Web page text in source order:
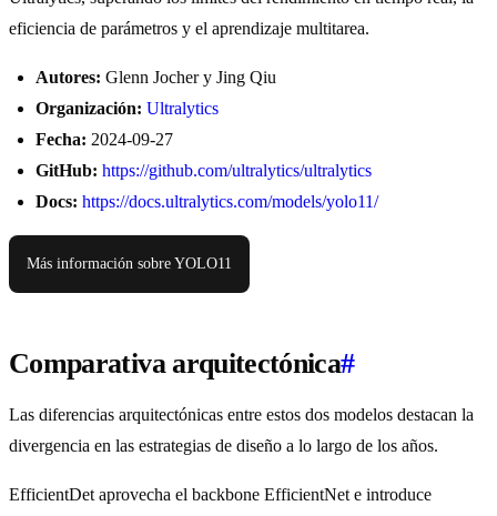
eficiencia de parámetros y el aprendizaje multitarea.
Autores: Glenn Jocher y Jing Qiu
Organización: Ultralytics
Fecha: 2024-09-27
GitHub: https://github.com/ultralytics/ultralytics
Docs: https://docs.ultralytics.com/models/yolo11/
Más información sobre YOLO11
Comparativa arquitectónica#
Las diferencias arquitectónicas entre estos dos modelos destacan la
divergencia en las estrategias de diseño a lo largo de los años.
EfficientDet aprovecha el backbone EfficientNet e introduce